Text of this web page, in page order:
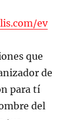
ev
que
de
para tí
del